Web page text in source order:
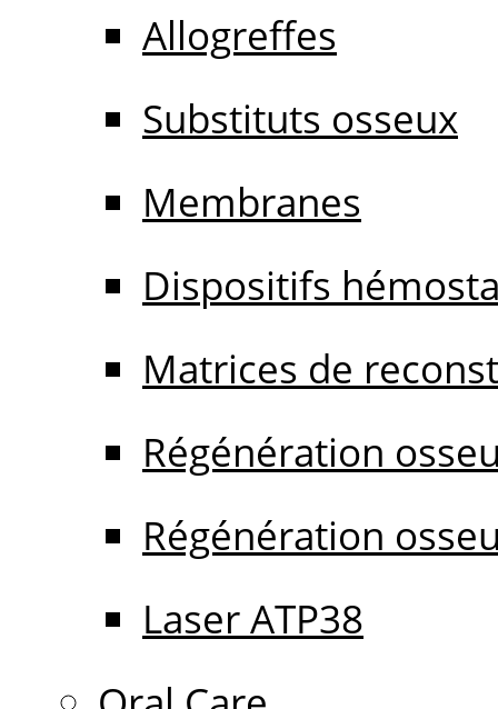
Allogreffes
Substituts osseux
Membranes
Dispositifs
Matrices de
Régénération
Régénération
Laser ATP38